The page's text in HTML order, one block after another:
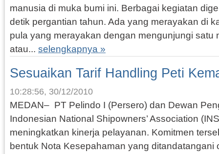
manusia di muka bumi ini. Berbagai kegiatan
detik pergantian tahun. Ada yang merayakan di
pula yang merayakan dengan mengunjungi satu
atau... selengkapnya »
Sesuaikan Tarif Handling Peti
10:28:56, 30/12/2010
MEDAN– PT Pelindo I (Persero) dan Dewan
Indonesian National Shipowners’ Association
meningkatkan kinerja pelayanan. Komitmen
bentuk Nota Kesepahaman yang ditandatangani